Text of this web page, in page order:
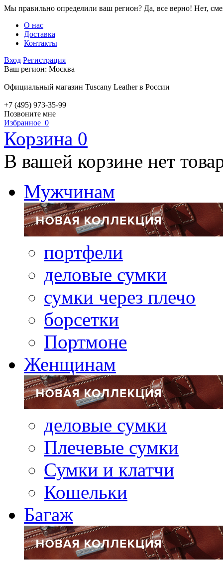
Мы правильно определили ваш регион? Да, все верно! Нет,
О нас
Доставка
Контакты
Вход Регистрация
Ваш регион: Москва
Официальный магазин Tuscany Leather в России
+7 (495) 973-35-99
Позвоните мне
Избранное 0
Корзина 0
В вашей корзине нет
Мужчинам
портфели
деловые сумки
сумки через плечо
борсетки
Портмоне
Женщинам
деловые сумки
Плечевые сумки
Сумки и клатчи
Кошельки
Багаж